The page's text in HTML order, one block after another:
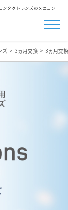
タクトレンズのメニコン
ズ 3ヵ月交換 3ヵ月交